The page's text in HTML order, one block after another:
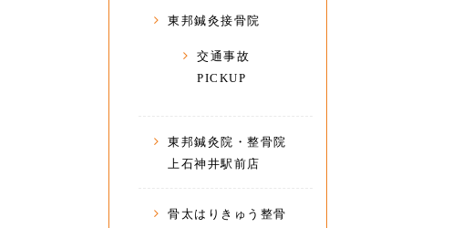
東邦鍼灸接骨院
交通事故
PICKUP
東邦鍼灸院・整骨院
上石神井駅前店
骨太はりきゅう整骨